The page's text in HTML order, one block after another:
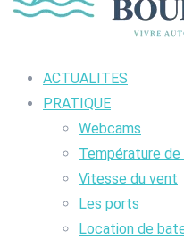
ACTUALITES
PRATIQUE
Webcams
Température de
Vitesse du vent
Les ports
Location de